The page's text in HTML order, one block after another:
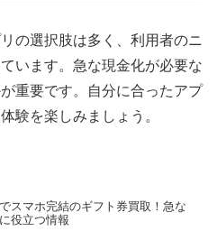
の選択肢は多く、利用者のニ
います。急な現金化が必要な
重要です。自分に合ったアプ
験を楽しみましょう。
スマホ完結のギフト券買取！急な
役立つ情報